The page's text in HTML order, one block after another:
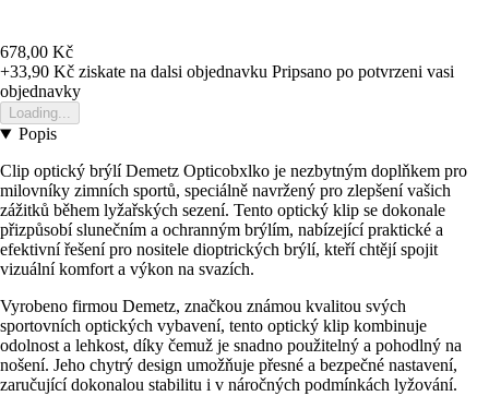
678,00 Kč
+33,90 Kč ziskate na dalsi objednavku Pripsano po potvrzeni vasi
objednavky
Loading...
Popis
Clip optický brýlí Demetz Opticobxlko je nezbytným doplňkem pro
milovníky zimních sportů, speciálně navržený pro zlepšení vašich
zážitků během lyžařských sezení. Tento optický klip se dokonale
přizpůsobí slunečním a ochranným brýlím, nabízející praktické a
efektivní řešení pro nositele dioptrických brýlí, kteří chtějí spojit
vizuální komfort a výkon na svazích.
Vyrobeno firmou Demetz, značkou známou kvalitou svých
sportovních optických vybavení, tento optický klip kombinuje
odolnost a lehkost, díky čemuž je snadno použitelný a pohodlný na
nošení. Jeho chytrý design umožňuje přesné a bezpečné nastavení,
zaručující dokonalou stabilitu i v náročných podmínkách lyžování.